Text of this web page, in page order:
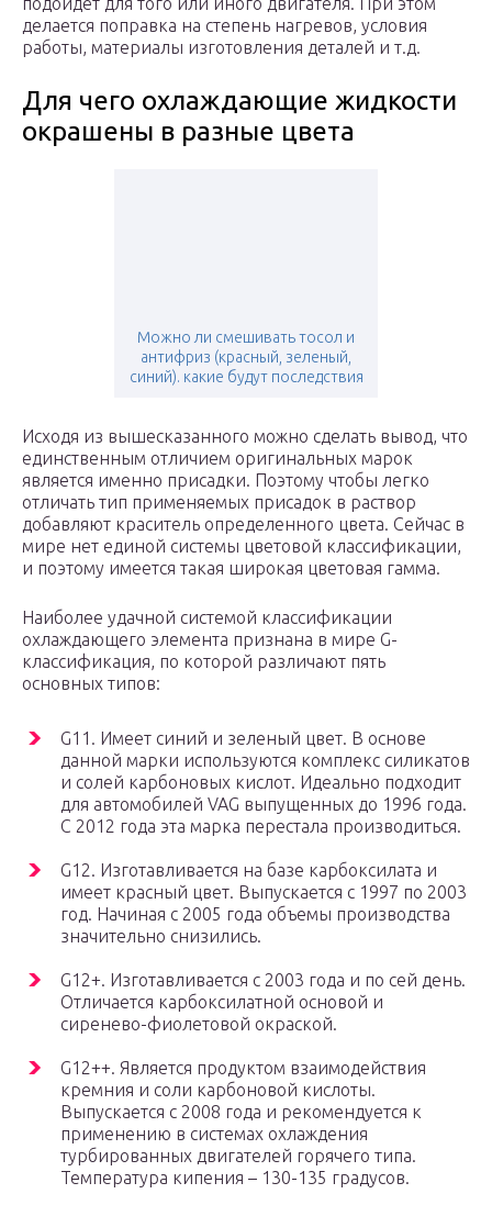
делается поправка на степень нагревов, условия
работы, материалы изготовления деталей и т.д.
Для чего охлаждающие жидкости
окрашены в разные цвета
Можно ли смешивать тосол и
антифриз (красный, зеленый,
синий). какие будут последствия
Исходя из вышесказанного можно сделать вывод, что
единственным отличием оригинальных марок
является именно присадки. Поэтому чтобы легко
отличать тип применяемых присадок в раствор
добавляют краситель определенного цвета. Сейчас в
мире нет единой системы цветовой классификации,
и поэтому имеется такая широкая цветовая гамма.
Наиболее удачной системой классификации
охлаждающего элемента признана в мире G-
классификация, по которой различают пять
основных типов:
G11. Имеет синий и зеленый цвет. В основе
данной марки используются комплекс силикатов
и солей карбоновых кислот. Идеально подходит
для автомобилей VAG выпущенных до 1996 года.
С 2012 года эта марка перестала производиться.
G12. Изготавливается на базе карбоксилата и
имеет красный цвет. Выпускается с 1997 по 2003
год. Начиная с 2005 года объемы производства
значительно снизились.
G12+. Изготавливается с 2003 года и по сей день.
Отличается карбоксилатной основой и
сиренево-фиолетовой окраской.
G12++. Является продуктом взаимодействия
кремния и соли карбоновой кислоты.
Выпускается с 2008 года и рекомендуется к
применению в системах охлаждения
турбированных двигателей горячего типа.
Температура кипения – 130-135 градусов.